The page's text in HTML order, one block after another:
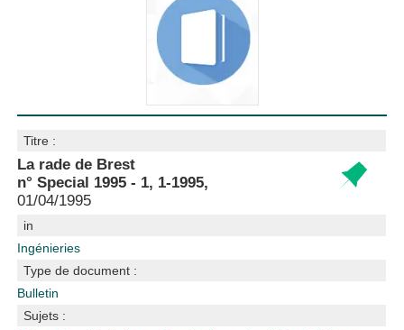
Titre :
La rade de Brest
n° Special 1995 - 1, 1-1995,
01/04/1995
in
Ingénieries
Type de document :
Bulletin
Sujets :